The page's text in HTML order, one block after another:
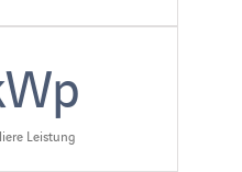
Leistung